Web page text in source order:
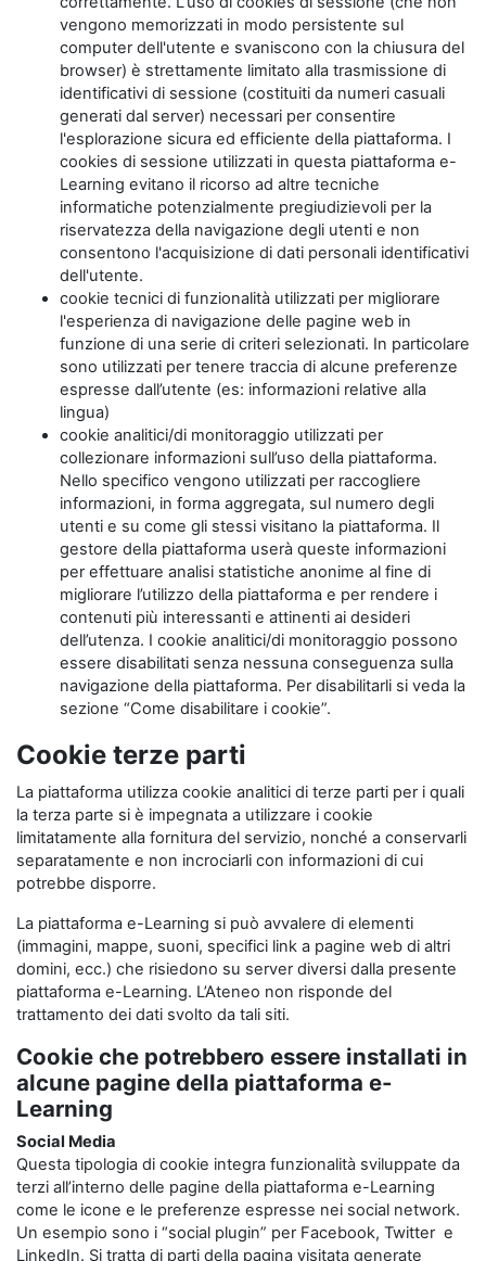
vengono memorizzati in modo persistente sul
computer dell'utente e svaniscono con la chiusura del
browser) è strettamente limitato alla trasmissione di
identificativi di sessione (costituiti da numeri casuali
generati dal server) necessari per consentire
l'esplorazione sicura ed efficiente della piattaforma. I
cookies di sessione utilizzati in questa piattaforma e-
Learning evitano il ricorso ad altre tecniche
informatiche potenzialmente pregiudizievoli per la
riservatezza della navigazione degli utenti e non
consentono l'acquisizione di dati personali identificativi
dell'utente.
cookie tecnici di funzionalità utilizzati per migliorare
l'esperienza di navigazione delle pagine web in
funzione di una serie di criteri selezionati. In particolare
sono utilizzati per tenere traccia di alcune preferenze
espresse dall’utente (es: informazioni relative alla
lingua)
cookie analitici/di monitoraggio utilizzati per
collezionare informazioni sull’uso della piattaforma.
Nello specifico vengono utilizzati per raccogliere
informazioni, in forma aggregata, sul numero degli
utenti e su come gli stessi visitano la piattaforma. Il
gestore della piattaforma userà queste informazioni
per effettuare analisi statistiche anonime al fine di
migliorare l’utilizzo della piattaforma e per rendere i
contenuti più interessanti e attinenti ai desideri
dell’utenza. I cookie analitici/di monitoraggio possono
essere disabilitati senza nessuna conseguenza sulla
navigazione della piattaforma. Per disabilitarli si veda la
sezione “Come disabilitare i cookie”.
Cookie terze parti
La piattaforma utilizza cookie analitici di terze parti per i quali
la terza parte si è impegnata a utilizzare i cookie
limitatamente alla fornitura del servizio, nonché a conservarli
separatamente e non incrociarli con informazioni di cui
potrebbe disporre.
La piattaforma e-Learning si può avvalere di elementi
(immagini, mappe, suoni, specifici link a pagine web di altri
domini, ecc.) che risiedono su server diversi dalla presente
piattaforma e-Learning. L’Ateneo non risponde del
trattamento dei dati svolto da tali siti.
Cookie che potrebbero essere installati in
alcune pagine della piattaforma e-
Learning
Social Media
Questa tipologia di cookie integra funzionalità sviluppate da
terzi all’interno delle pagine della piattaforma e-Learning
come le icone e le preferenze espresse nei social network.
Un esempio sono i “social plugin” per Facebook, Twitter e
LinkedIn. Si tratta di parti della pagina visitata generate